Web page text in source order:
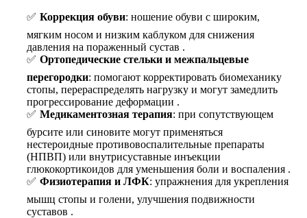
Коррекция обуви: ношение обуви с широким,
мягким носом и низким каблуком для снижения
давления на пораженный сустав .
Ортопедические стельки и межпальцевые
перегородки: помогают корректировать биомеханику
стопы, перераспределять нагрузку и могут замедлить
прогрессирование деформации .
Медикаментозная терапия: при сопутствующем
бурсите или синовите могут применяться
нестероидные противовоспалительные препараты
(НПВП) или внутрисуставные инъекции
глюкокортикоидов для уменьшения боли и воспаления .
Физиотерапия и ЛФК: упражнения для укрепления
мышц стопы и голени, улучшения подвижности
суставов .